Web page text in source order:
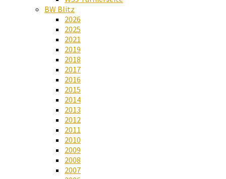
BW Blitz
2026
2025
2021
2019
2018
2017
2016
2015
2014
2013
2012
2011
2010
2009
2008
2007